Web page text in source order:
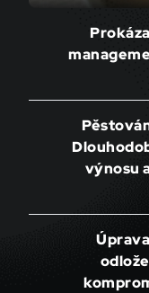
výnosu